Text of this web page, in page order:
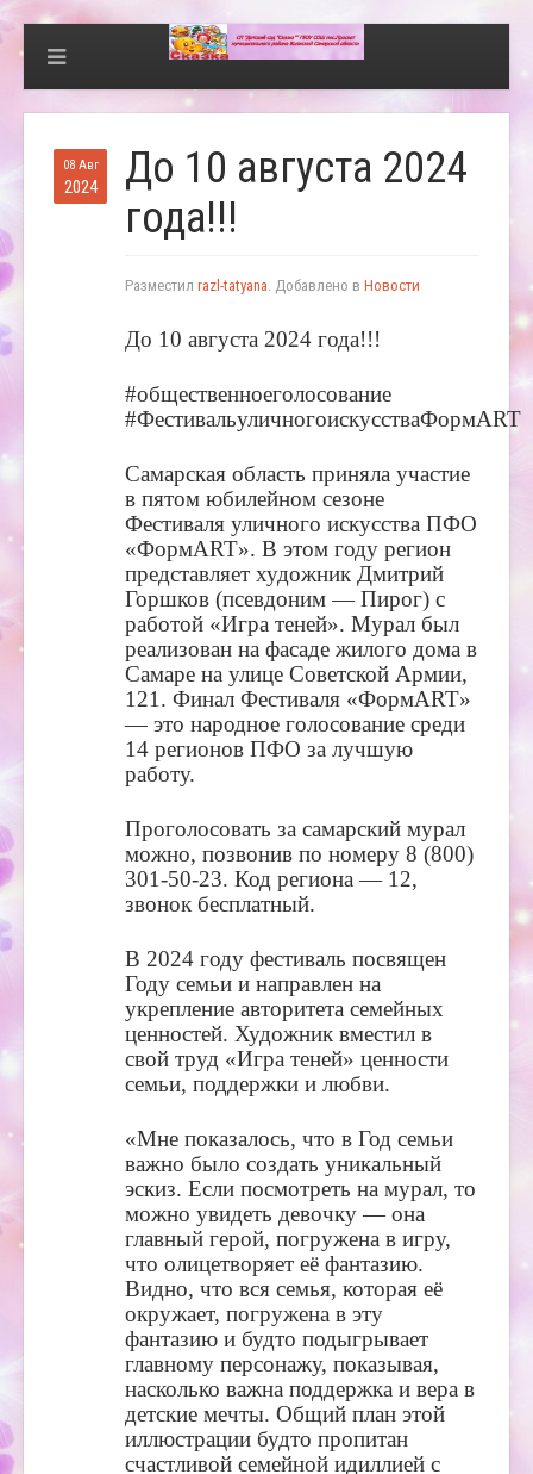
08 Авг
2024
До 10 августа 2024
года!!!
Разместил razl-tatyana. Добавлено в Новости
До 10 августа 2024 года!!!
#общественноеголосование
#ФестивальуличногоискусстваФормART
Самарская область приняла участие
в пятом юбилейном сезоне
Фестиваля уличного искусства ПФО
«ФормART». В этом году регион
представляет художник Дмитрий
Горшков (псевдоним — Пирог) c
работой «Игра теней». Мурал был
реализован на фасаде жилого дома в
Самаре на улице Советской Армии,
121. Финал Фестиваля «ФормART»
— это народное голосование среди
14 регионов ПФО за лучшую
работу.
Проголосовать за самарский мурал
можно, позвонив по номеру 8 (800)
301-50-23. Код региона — 12,
звонок бесплатный.
В 2024 году фестиваль посвящен
Году семьи и направлен на
укрепление авторитета семейных
ценностей. Художник вместил в
свой труд «Игра теней» ценности
семьи, поддержки и любви.
«Мне показалось, что в Год семьи
важно было создать уникальный
эскиз. Если посмотреть на мурал, то
можно увидеть девочку — она
главный герой, погружена в игру,
что олицетворяет её фантазию.
Видно, что вся семья, которая её
окружает, погружена в эту
фантазию и будто подыгрывает
главному персонажу, показывая,
насколько важна поддержка и вера в
детские мечты. Общий план этой
иллюстрации будто пропитан
счастливой семейной идиллией с